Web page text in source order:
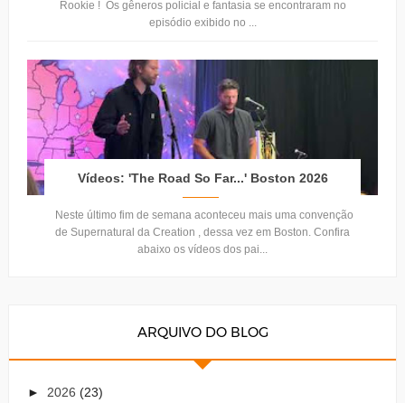
Rookie ! Os gêneros policial e fantasia se encontraram no
episódio exibido no ...
Vídeos: 'The Road So Far...' Boston 2026
Neste último fim de semana aconteceu mais uma convenção
de Supernatural da Creation , dessa vez em Boston. Confira
abaixo os vídeos dos pai...
ARQUIVO DO BLOG
► 2026 (23)